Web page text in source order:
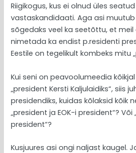
Riigikogus, kus ei olnud üles
vastaskandidaati. Aga asi
sõgedaks veel ka seetõttu, et meil
nimetada ka endist p.residenti
Eestile on tegelikult kombeks mitu
Kui seni on peavoolumeedia
„president Kersti Kaljulaidiks“, siis
presidendiks, kuidas kõlaksid kõik
„president ja EOK-i president“? Või
president“?
Kusjuures asi ongi naljast kaugel.